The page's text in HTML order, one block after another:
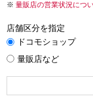
量販店の営業状況につ
店舗区分を指定
ドコモショップ
量販店など